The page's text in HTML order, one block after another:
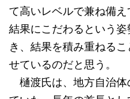
て高いレベルで兼ね備え
結果にこだわるという
き、結果を積み重ねる
せているのだと思う。
樋渡氏は、地方自治体